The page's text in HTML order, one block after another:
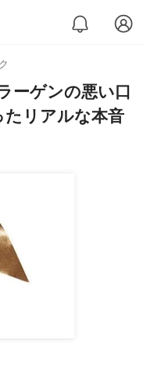
ーゲンの悪い口
たリアルな本音